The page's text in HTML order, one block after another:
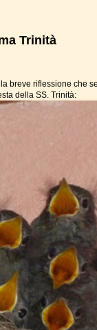
Trinità
breve riflessione che
della SS. Trinità: